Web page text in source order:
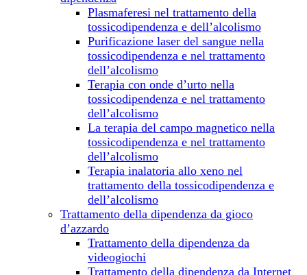
Plasmaferesi nel trattamento della
tossicodipendenza e dell’alcolismo
Purificazione laser del sangue nella
tossicodipendenza e nel trattamento
dell’alcolismo
Terapia con onde d’urto nella
tossicodipendenza e nel trattamento
dell’alcolismo
La terapia del campo magnetico nella
tossicodipendenza e nel trattamento
dell’alcolismo
Terapia inalatoria allo xeno nel
trattamento della tossicodipendenza e
dell’alcolismo
Trattamento della dipendenza da gioco
d’azzardo
Trattamento della dipendenza da
videogiochi
Trattamento della dipendenza da Internet